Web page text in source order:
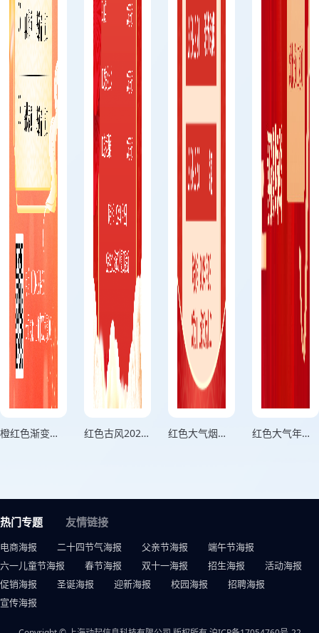
橙红色渐变风年度盛宴晚会活动宣传海报 红色古风2024年度盛宴活动宣传海报 红色大气烟花庆祝梦想起航活动宣传海报 红色大气年会盛典活动宣传海报
热门专题 友情链接
电商海报 二十四节气海报 父亲节海报
端午节海报
六一儿童节海报
春节海报 双十一海报 招生海报
活动海报
促销海报
圣诞海报 迎新海报 校园海报
招聘海报
宣传海报